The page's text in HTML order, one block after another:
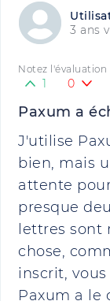
3 ans
Notez l'évaluation
1 0
Paxum a
J'utilise
bien, mais
attente
presque
lettres sont
chose,
inscrit,
Paxum a le